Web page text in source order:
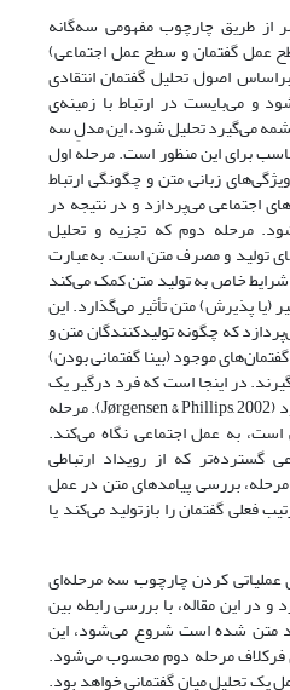
از طریق چارچوب مفهومی سه‌گانه
عمل گفتمان و سطح عمل اجتماعی)
اصول تحلیل گفتمان انتقادی
و می‌بایست در ارتباط با زمینه‌ی
می‌گیرد تحلیل شود، این مدلِ سه
برای این منظور است. مرحله اول
زبانی متن و چگونگی ارتباط
اجتماعی می‌پردازد و در نتیجه در
مرحله دوم که تجزیه و تحلیل
تولید و مصرف متن است. به‌عبارت
خاص به تولید متن کمک می‌کند
(یا پذیرش) متن تأثیر می‌گذارد. این
که چگونه تولیدکنندگان متن و
موجود (بینا گفتمانی بودن)
در اینجا است که فرد درگیر یک
تجزیه و تحلیل بیناگفتمانی می‌شود (Jørgensen & Phillips, 2002). مرحله
است، به عمل اجتماعی نگاه می‌کند.
گسترده‌تر که از رویداد ارتباطی
بررسی پیامدهای متن در عمل
فعلی گفتمان را بازتولید می‌کند یا
عملیاتی کردن چارچوب سه مرحله‌ای
در این مقاله، با بررسی رابطه بین
متن شده است شروع می‌شود، این
مرحله دوم محسوب می‌شود.
یک تحلیل میان گفتمانی خواهد بود.